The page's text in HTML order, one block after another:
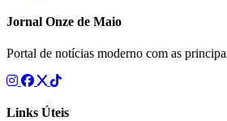
Jornal Onze de Maio
Portal de notícias moderno com as
Links Úteis